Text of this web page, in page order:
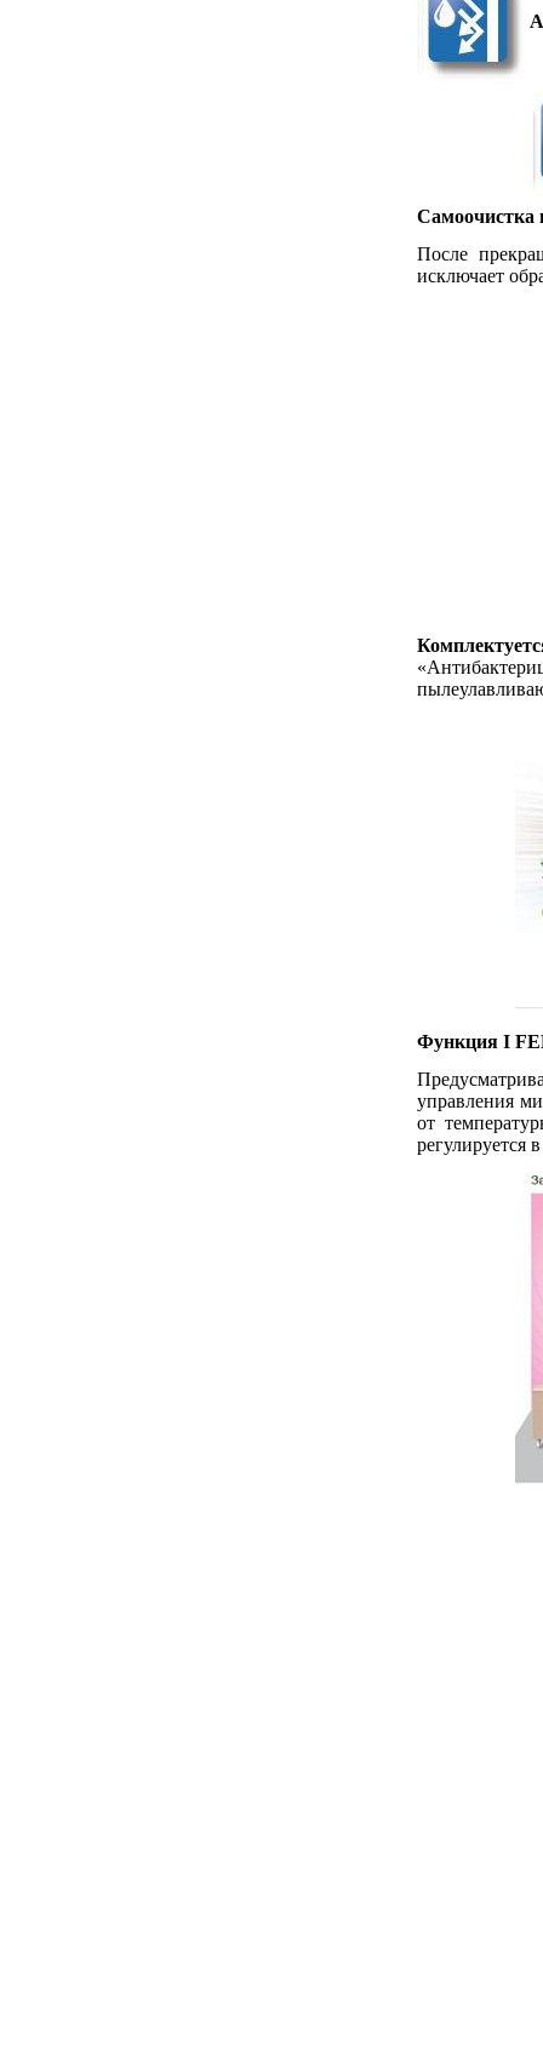
Самоочистка
После
исключает
Функция I
управления
от
регулируется